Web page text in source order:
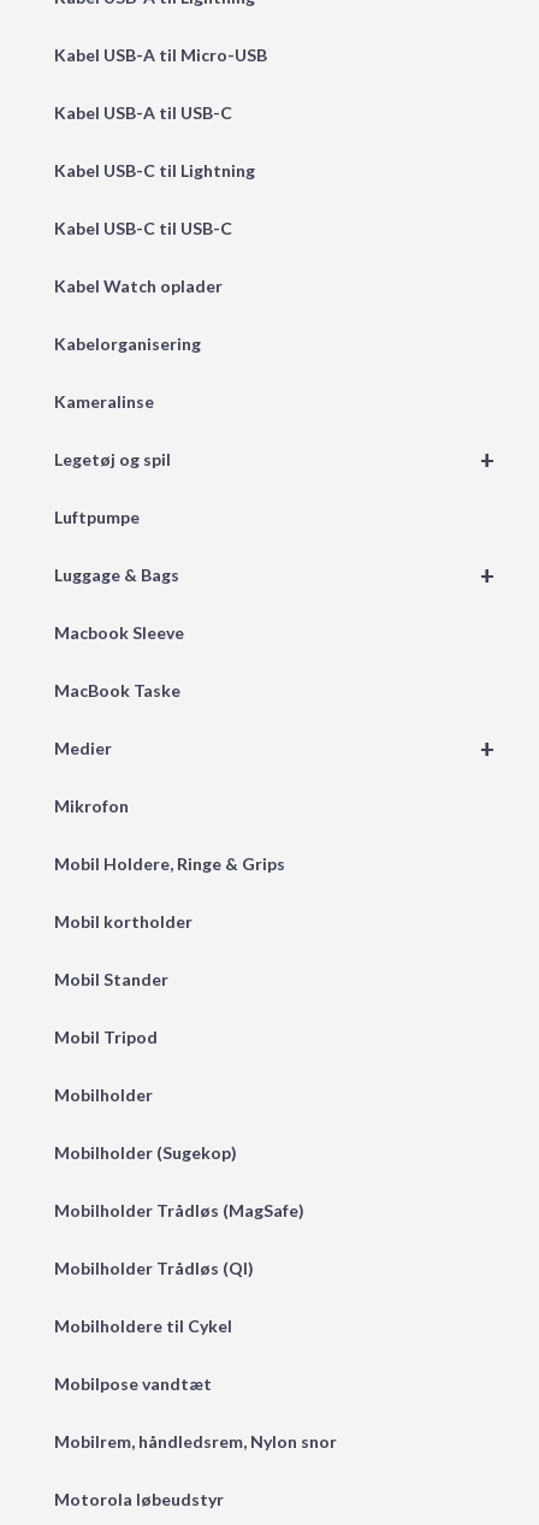
Kabel USB-A til Micro-USB
Kabel USB-A til USB-C
Kabel USB-C til Lightning
Kabel USB-C til USB-C
Kabel Watch oplader
Kabelorganisering
Kameralinse
+
Legetøj og spil
Luftpumpe
+
Luggage & Bags
Macbook Sleeve
MacBook Taske
+
Medier
Mikrofon
Mobil Holdere, Ringe & Grips
Mobil kortholder
Mobil Stander
Mobil Tripod
Mobilholder
Mobilholder (Sugekop)
Mobilholder Trådløs (MagSafe)
Mobilholder Trådløs (QI)
Mobilholdere til Cykel
Mobilpose vandtæt
Mobilrem, håndledsrem, Nylon snor
Motorola løbeudstyr